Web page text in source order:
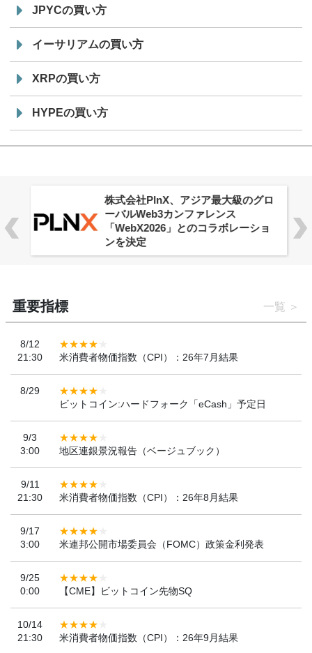
JPYCの買い方
イーサリアムの買い方
XRPの買い方
HYPEの買い方
株式会社PlnX、アジア最大級のグロ
ーバルWeb3カンファレンス
「WebX2026」とのコラボレーショ
ンを決定
重要指標 一覧
8/12
21:30
米消費者物価指数（CPI）：26年7月結果
8/29
ビットコイン:ハードフォーク「eCash」予定日
9/3
3:00
地区連銀景況報告（ベージュブック）
9/11
21:30
米消費者物価指数（CPI）：26年8月結果
9/17
3:00
米連邦公開市場委員会（FOMC）政策金利発表
9/25
0:00
【CME】ビットコイン先物SQ
10/14
21:30
米消費者物価指数（CPI）：26年9月結果